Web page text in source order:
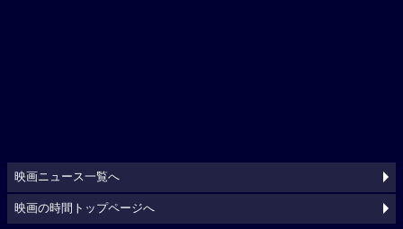
映画ニュース一覧へ
映画の時間トップページへ